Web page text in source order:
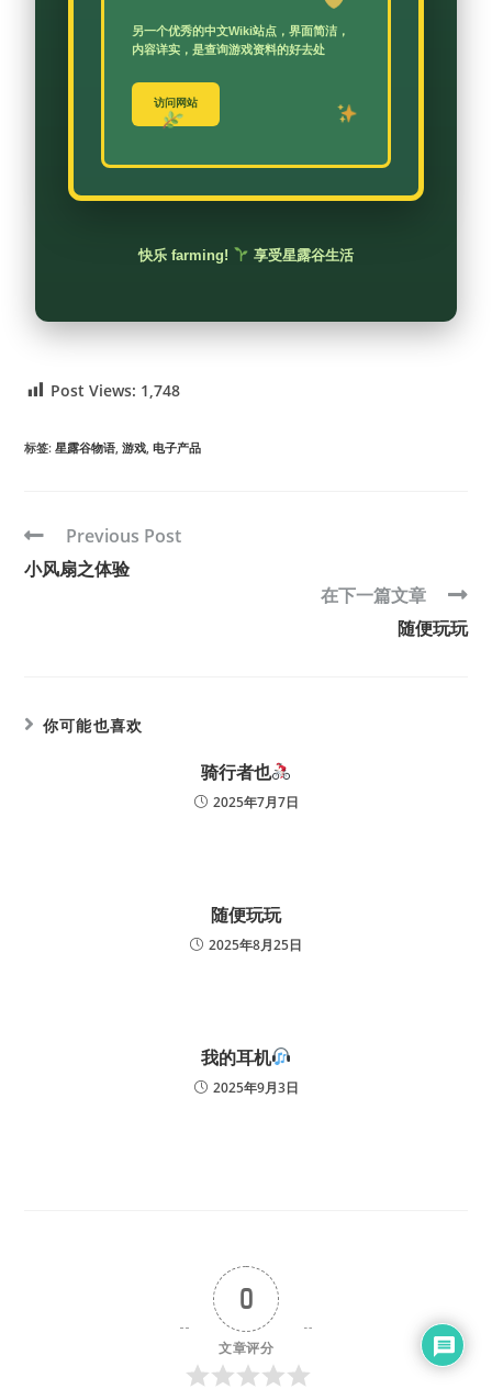
另一个优秀的中文Wiki站点，界面简洁，
内容详实，是查询游戏资料的好去处
访问网站
快乐 farming! 享受星露谷生活
Post Views: 1,748
标签:星露谷物语 游戏 电子产品
Previous Post
小风扇之体验
在下一篇文章
随便玩玩
你可能也喜欢
骑行者也
2025年7月7日
随便玩玩
2025年8月25日
我的耳机
2025年9月3日
0
文章评分